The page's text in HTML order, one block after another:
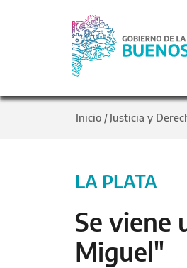
Inicio / Justicia y
LA PLATA
Se viene
Miguel"